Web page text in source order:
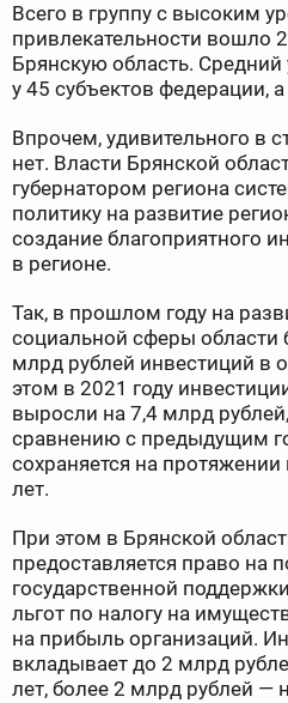
Всего в группу с высоким
привлекательности вошло
Брянскую область.
у 45 субъектов федерации,
Впрочем, удивительного в
нет. Власти Брянской
губернатором региона
политику на развитие
создание благоприятного
в регионе.
Так, в прошлом году на
социальной сферы области
млрд рублей инвестиций в
этом в 2021 году
выросли на 7,4 млрд
сравнению с предыдущим
сохраняется на
лет.
При этом в Брянской
предоставляется право на
государственной
льгот по налогу на
на прибыль организаций.
вкладывает до 2 млрд
лет, более 2 млрд рублей —